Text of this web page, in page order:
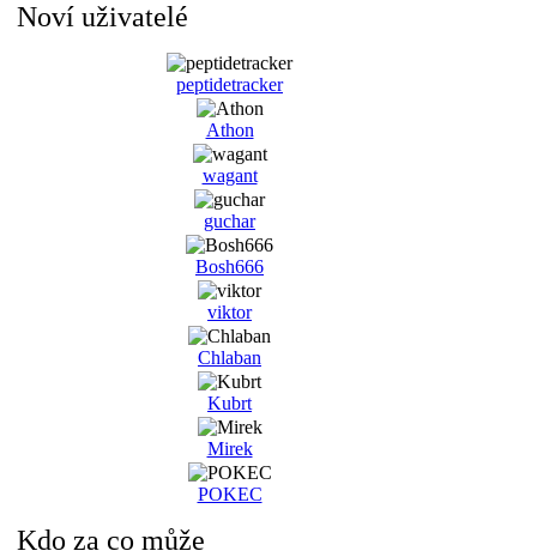
Noví uživatelé
peptidetracker
Athon
wagant
guchar
Bosh666
viktor
Chlaban
Kubrt
Mirek
POKEC
Kdo za co může